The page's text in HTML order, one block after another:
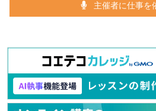
主催者に仕事を